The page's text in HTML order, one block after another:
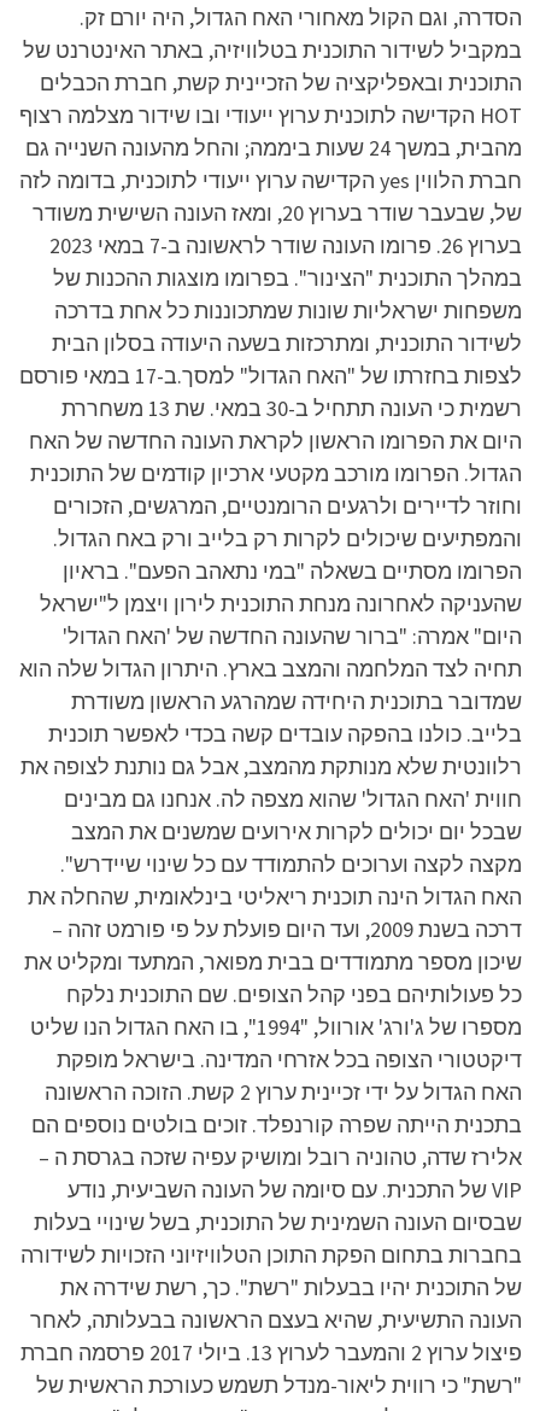
הסדרה, וגם הקול מאחורי האח הגדול, היה יורם זק.
במקביל לשידור התוכנית בטלוויזיה, באתר האינטרנט של
התוכנית ובאפליקציה של הזכיינית קשת, חברת הכבלים
HOT הקדישה לתוכנית ערוץ ייעודי ובו שידור מצלמה רצוף
מהבית, במשך 24 שעות ביממה; והחל מהעונה השנייה גם
חברת הלווין yes הקדישה ערוץ ייעודי לתוכנית, בדומה לזה
של, שבעבר שודר בערוץ 20, ומאז העונה השישית משודר
בערוץ 26. פרומו העונה שודר לראשונה ב-7 במאי 2023
במהלך התוכנית "הצינור". בפרומו מוצגות ההכנות של
משפחות ישראליות שונות שמתכוננות כל אחת בדרכה
לשידור התוכנית, ומתרכזות בשעה היעודה בסלון הבית
לצפות בחזרתו של "האח הגדול" למסך.ב-17 במאי פורסם
רשמית כי העונה תתחיל ב-30 במאי. שת 13 משחררת
היום את הפרומו הראשון לקראת העונה החדשה של האח
הגדול. הפרומו מורכב מקטעי ארכיון קודמים של התוכנית
וחוזר לדיירים ולרגעים הרומנטיים, המרגשים, הזכורים
והמפתיעים שיכולים לקרות רק בלייב ורק באח הגדול.
הפרומו מסתיים בשאלה "במי נתאהב הפעם". בראיון
שהעניקה לאחרונה מנחת התוכנית לירון ויצמן ל"ישראל
היום" אמרה: "ברור שהעונה החדשה של 'האח הגדול'
תחיה לצד המלחמה והמצב בארץ. היתרון הגדול שלה הוא
שמדובר בתוכנית היחידה שמהרגע הראשון משודרת
בלייב. כולנו בהפקה עובדים קשה בכדי לאפשר תוכנית
רלוונטית שלא מנותקת מהמצב, אבל גם נותנת לצופה את
חווית 'האח הגדול' שהוא מצפה לה. אנחנו גם מבינים
שבכל יום יכולים לקרות אירועים שמשנים את המצב
מקצה לקצה וערוכים להתמודד עם כל שינוי שיידרש".
האח הגדול הינה תוכנית ריאליטי בינלאומית, שהחלה את
דרכה בשנת 2009, ועד היום פועלת על פי פורמט זהה –
שיכון מספר מתמודדים בבית מפואר, המתעד ומקליט את
כל פעולותיהם בפני קהל הצופים. שם התוכנית נלקח
מספרו של ג'ורג' אורוול, "1994", בו האח הגדול הנו שליט
דיקטטורי הצופה בכל אזרחי המדינה. בישראל מופקת
האח הגדול על ידי זכיינית ערוץ 2 קשת. הזוכה הראשונה
בתכנית הייתה שפרה קורנפלד. זוכים בולטים נוספים הם
אלירז שדה, טהוניה רובל ומושיק עפיה שזכה בגרסת ה –
VIP של התכנית. עם סיומה של העונה השביעית, נודע
שבסיום העונה השמינית של התוכנית, בשל שינויי בעלות
בחברות בתחום הפקת התוכן הטלוויזיוני הזכויות לשידורה
של התוכנית יהיו בבעלות "רשת". כך, רשת שידרה את
העונה התשיעית, שהיא בעצם הראשונה בבעלותה, לאחר
פיצול ערוץ 2 והמעבר לערוץ 13. ביולי 2017 פרסמה חברת
"רשת" כי רווית ליאור-מנדל תשמש כעורכת הראשית של